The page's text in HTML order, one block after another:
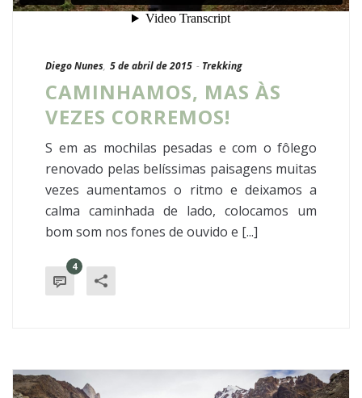
Diego Nunes, 5 de abril de 2015 - Trekking
CAMINHAMOS, MAS ÀS
VEZES CORREMOS!
S em as mochilas pesadas e com o fôlego
renovado pelas belíssimas paisagens muitas
vezes aumentamos o ritmo e deixamos a
calma caminhada de lado, colocamos um
bom som nos fones de ouvido e [...]
4